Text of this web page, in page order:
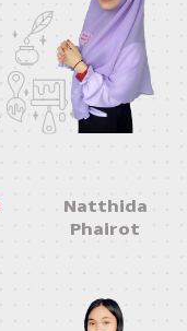
Natthida
Phairot